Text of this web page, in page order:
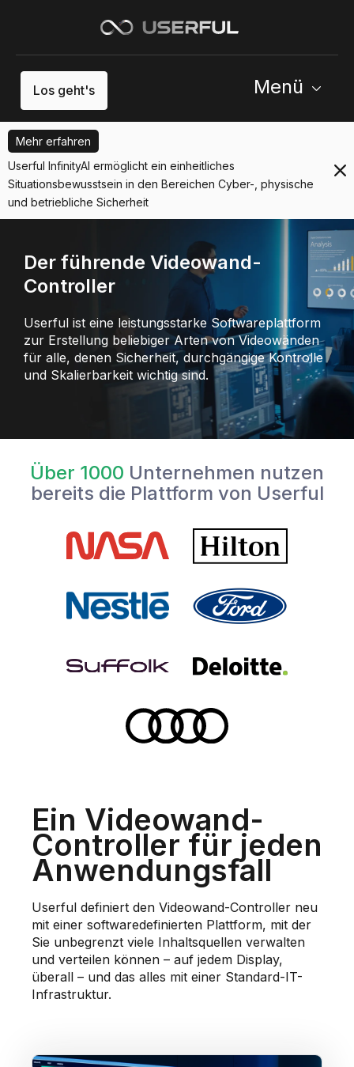
Los geht's Menü
Mehr erfahren
Userful InfinityAI ermöglicht ein einheitliches
Situationsbewusstsein in den Bereichen Cyber-, physische
und betriebliche Sicherheit
Der führende Videowand-
Controller
Userful ist eine leistungsstarke Softwareplattform
zur Erstellung beliebiger Arten von Videowänden
für alle, denen Sicherheit, durchgängige Kontrolle
und Skalierbarkeit wichtig sind.
Über 1000 Unternehmen nutzen
bereits die Plattform von Userful
Ein Videowand-
Controller für jeden
Anwendungsfall
Userful definiert den Videowand-Controller neu
mit einer softwaredefinierten Plattform, mit der
Sie unbegrenzt viele Inhaltsquellen verwalten
und verteilen können – auf jedem Display,
überall – und das alles mit einer Standard-IT-
Infrastruktur.